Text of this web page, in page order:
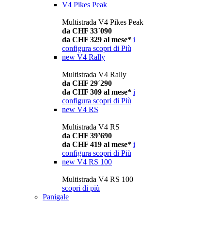
V4 Pikes Peak
Multistrada V4 Pikes Peak
da CHF 33´090
da CHF 329 al mese* i
configura scopri di Più
new V4 Rally
Multistrada V4 Rally
da CHF 29´290
da CHF 309 al mese* i
configura scopri di Più
new V4 RS
Multistrada V4 RS
da CHF 39’690
da CHF 419 al mese* i
configura scopri di Più
new V4 RS 100
Multistrada V4 RS 100
scopri di più
Panigale